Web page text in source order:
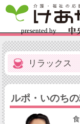
リラックス
ルポ・いのち